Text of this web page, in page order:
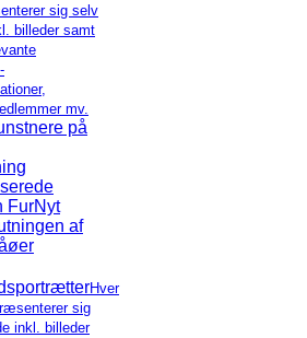
sig selv
billeder samt
mv.
på
FurNyt
af
Hver
sig
inkl. billeder